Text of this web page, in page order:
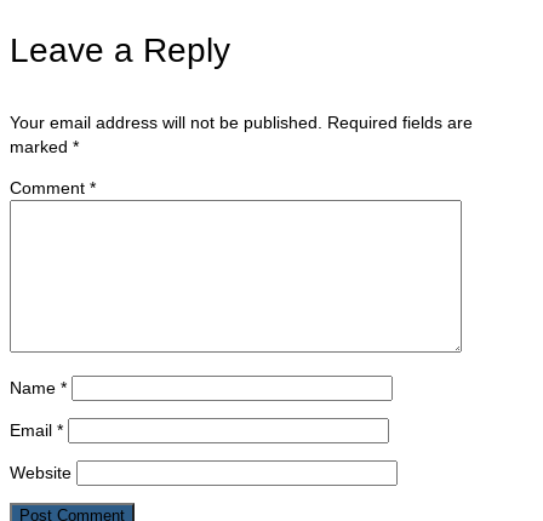
Leave a Reply
Your email address will not be published.
Required fields are
marked *
Comment *
Name *
Email *
Website